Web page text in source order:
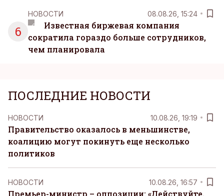
6
НОВОСТИ 08.08.26, 15:24
Известная биржевая компания
сократила гораздо больше сотрудников,
чем планировала
ПОСЛЕДНИЕ НОВОСТИ
НОВОСТИ 10.08.26, 19:19
Правительство оказалось в меньшинстве,
коалицию могут покинуть еще несколько
политиков
НОВОСТИ 10.08.26, 16:57
Премьер-министр – оппозиции: «Действуйте,